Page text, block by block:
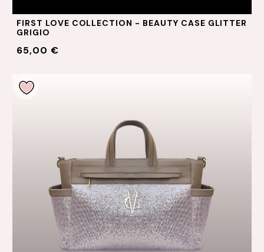
FIRST LOVE COLLECTION - BEAUTY CASE GLITTER
GRIGIO
65,00 €